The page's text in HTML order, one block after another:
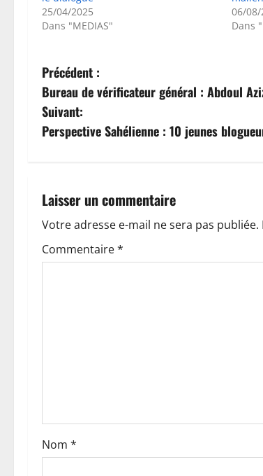
25/04/2025
Dans "MEDIAS"
06/08/
Dans
N
a
v
g
a
t
a
r
Précédent :
Bureau de vérificateur général : Abdoul
Suivant:
Perspective Sahélienne : 10 jeunes
Laisser un commentaire
Votre adresse e-mail ne sera pas publiée.
Commentaire*
Nom *